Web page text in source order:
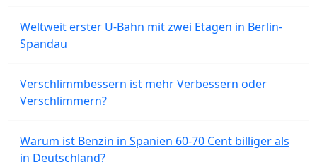
Weltweit erster U-Bahn mit zwei Etagen in Berlin-
Spandau
Verschlimmbessern ist mehr Verbessern oder
Verschlimmern?
Warum ist Benzin in Spanien 60-70 Cent billiger als
in Deutschland?